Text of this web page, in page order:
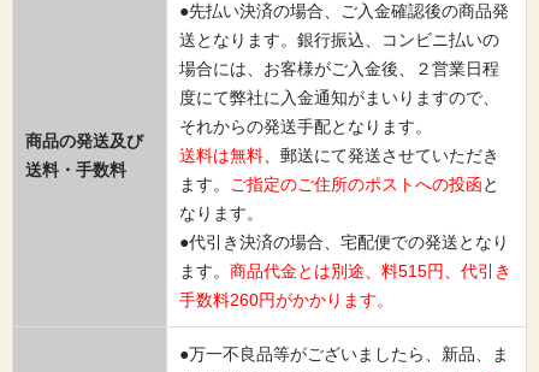
商品の発送及び
送料・手数料
●先払い決済の場合、ご入金確認後の商品発
送となります。銀行振込、コンビニ払いの
場合には、お客様がご入金後、２営業日程
度にて弊社に入金通知がまいりますので、
それからの発送手配となります。
送料は無料 、郵送にて発送させていただき
ます。
ご指定のご住所のポストへの投函と
なります。
●代引き決済の場合、宅配便での発送となり
ます。 商品代金とは別途、料515円、代引き
手数料260円がかかります。
●万一不良品等がございましたら、新品、ま